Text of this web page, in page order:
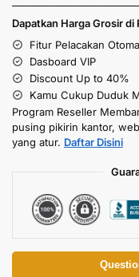
Dapatkan Harga Grosir
Fitur Pelacakan
Dasboard VIP
Discount Up to 40%
Kamu Cukup Duduk
Program Reseller
pusing pikirin kantor,
yang atur. Daftar Disini